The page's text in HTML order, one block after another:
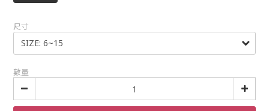
尺寸
數量